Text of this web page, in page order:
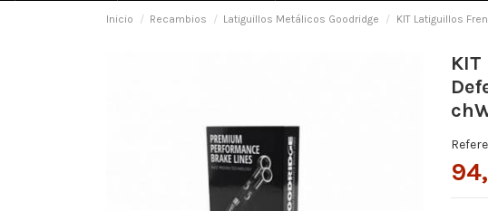
Inicio Recambios Latiguillos Metálicos Goodridge KIT Latiguillos